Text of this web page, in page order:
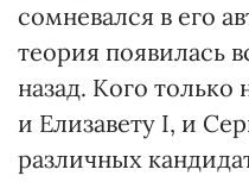
сомневался в его
теория появилась
назад. Кого только
и Елизавету I, и
различных